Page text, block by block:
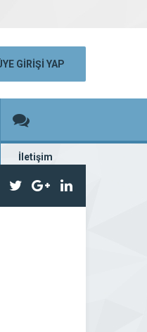
GİRİŞİ YAP
İletişim
Bize ulaşın